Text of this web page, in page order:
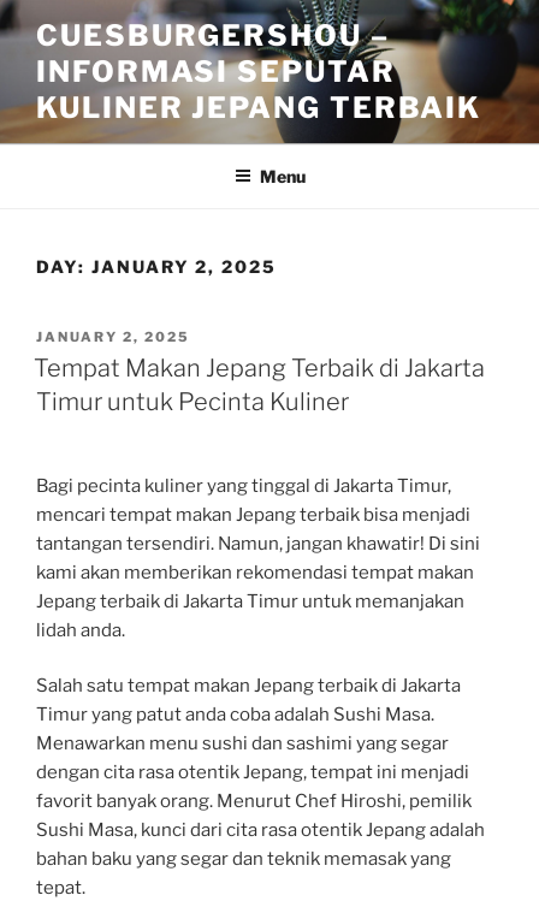
Skip
to
content
CUESBURGERSHOU –
INFORMASI SEPUTAR
KULINER JEPANG TERBAIK
Menu
DAY: JANUARY 2, 2025
POSTED
ON
JANUARY 2, 2025
Tempat Makan Jepang Terbaik di Jakarta
Timur untuk Pecinta Kuliner
Bagi pecinta kuliner yang tinggal di Jakarta Timur,
mencari tempat makan Jepang terbaik bisa menjadi
tantangan tersendiri. Namun, jangan khawatir! Di sini
kami akan memberikan rekomendasi tempat makan
Jepang terbaik di Jakarta Timur untuk memanjakan
lidah anda.
Salah satu tempat makan Jepang terbaik di Jakarta
Timur yang patut anda coba adalah Sushi Masa.
Menawarkan menu sushi dan sashimi yang segar
dengan cita rasa otentik Jepang, tempat ini menjadi
favorit banyak orang. Menurut Chef Hiroshi, pemilik
Sushi Masa, kunci dari cita rasa otentik Jepang adalah
bahan baku yang segar dan teknik memasak yang
tepat.